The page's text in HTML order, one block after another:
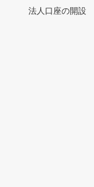
法人口座の開設